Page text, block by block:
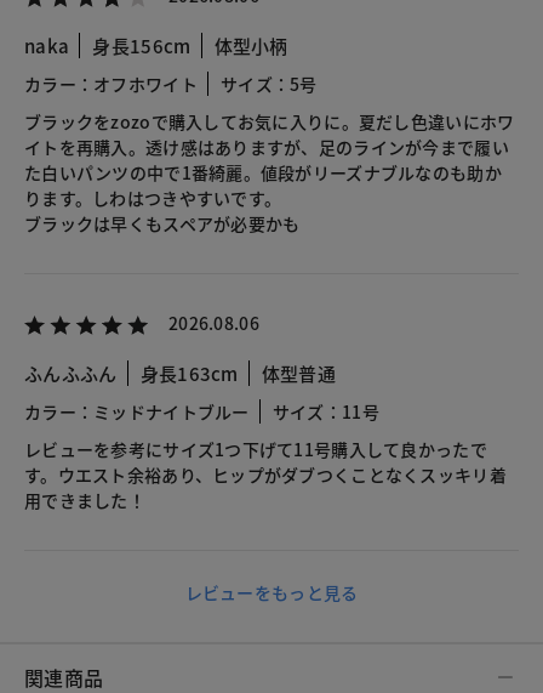
naka 身長156cm 体型小柄
カラー：オフホワイト
サイズ：5号
ブラックをzozoで購入してお気に入りに。夏だし色違いにホワ
イトを再購入。透け感はありますが、足のラインが今まで履い
た白いパンツの中で1番綺麗。値段がリーズナブルなのも助か
ります。しわはつきやすいです。
ブラックは早くもスペアが必要かも
2026.08.06
ふんふふん 身長163cm 体型普通
カラー：ミッドナイトブルー
サイズ：11号
レビューを参考にサイズ1つ下げて11号購入して良かったで
す。ウエスト余裕あり、ヒップがダブつくことなくスッキリ着
用できました！
レビューをもっと見る
関連商品